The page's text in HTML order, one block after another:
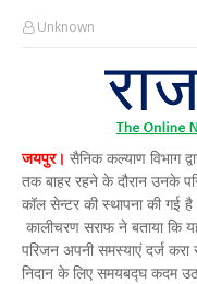
Unknown
जयपुर। सैनिक कल्याण विभाग
तक बाहर रहने के दौरान उनके
कॉल सेन्टर की स्थापना की गई
कालीचरण सराफ ने बताया कि
परिजन अपनी समस्याएं दर्ज
निदान के लिए समयबद्घ कदम